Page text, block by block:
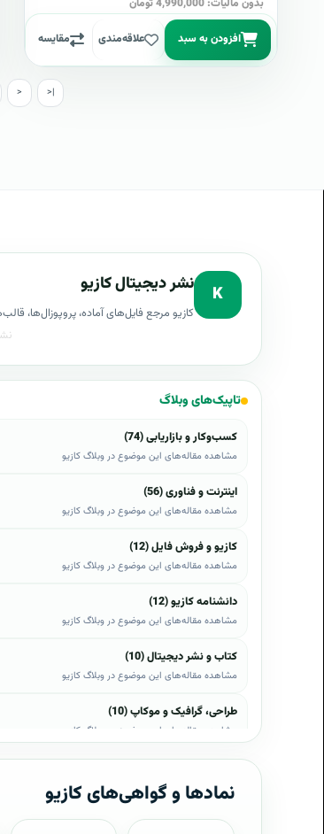
بدون مالیات: 4,990,000 تومان
افزودن به سبد علاقه‌مندی مقایسه
> >|
K نشر دیجیتال کازیو
کازیو مرجع فایل‌های آماده، پروپوزال‌ها،
تاپیک‌های وبلاگ
کسب‌وکار و بازاریابی (74)
مشاهده مقاله‌های این موضوع در وبلاگ کازیو
اینترنت و فناوری (56)
مشاهده مقاله‌های این موضوع در وبلاگ کازیو
کازیو و فروش فایل (12)
مشاهده مقاله‌های این موضوع در وبلاگ کازیو
دانشنامه کازیو (12)
مشاهده مقاله‌های این موضوع در وبلاگ کازیو
کتاب و نشر دیجیتال (10)
مشاهده مقاله‌های این موضوع در وبلاگ کازیو
طراحی، گرافیک و موکاپ (10)
مشاهده مقاله‌های این موضوع در وبلاگ کازیو
مشاهده مقاله‌های این موضوع در وبلاگ کازیو
موبایل و اندروید (6)
نمادها و گواهی‌های کازیو